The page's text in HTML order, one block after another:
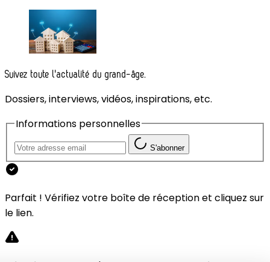
Suivez toute l'actualité du grand-âge.
Dossiers, interviews, vidéos, inspirations, etc.
Informations personnelles
S'abonner
Parfait ! Vérifiez votre boîte de réception et cliquez sur
le lien.